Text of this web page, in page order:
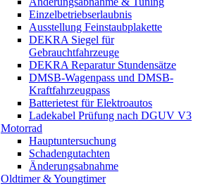
Einzelbetriebserlaubnis
Ausstellung Feinstaubplakette
DEKRA Siegel für
Gebrauchtfahrzeuge
DEKRA Reparatur Stundensätze
DMSB-Wagenpass und DMSB-
Kraftfahrzeugpass
Batterietest für Elektroautos
Ladekabel Prüfung nach DGUV V3
Motorrad
Hauptuntersuchung
Schadengutachten
Änderungsabnahme
Oldtimer & Youngtimer